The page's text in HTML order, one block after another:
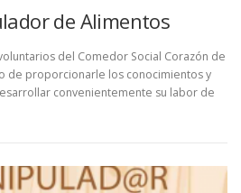
de Alimentos
del Comedor Social Corazón de
de proporcionarle los conocimientos y
convenientemente su labor de